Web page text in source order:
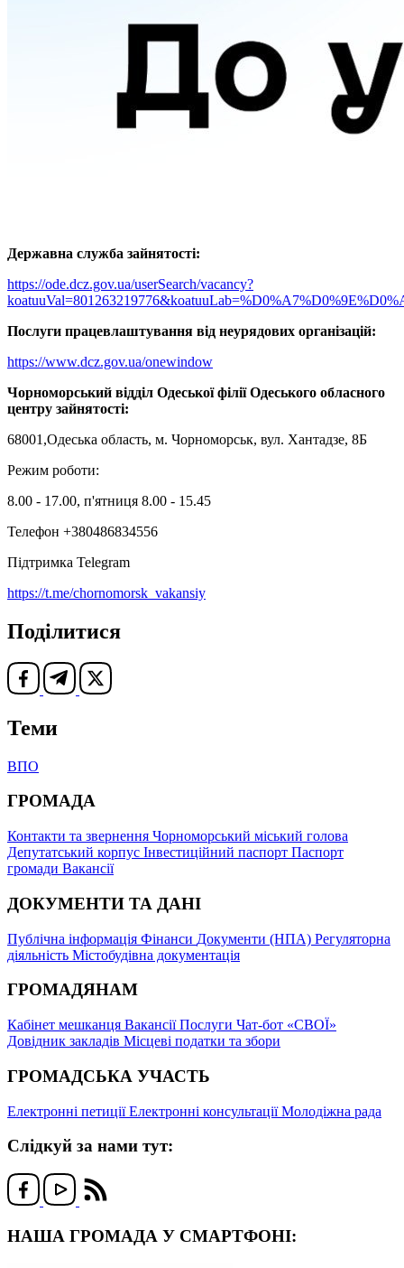
Державна служба зайнятості:
https://ode.dcz.gov.ua/userSearch/vacancy?
Послуги працевлаштування від неурядових організацій:
https://www.dcz.gov.ua/onewindow
Чорноморський відділ Одеської філії Одеського обласного
центру зайнятості:
68001,Одеська область, м. Чорноморськ, вул. Хантадзе, 8Б
Режим роботи:
8.00 - 17.00, п'ятниця 8.00 - 15.45
Телефон +380486834556
Підтримка Telegram
https://t.me/chornomorsk_vakansiy
Поділитися
Теми
ВПО
ГРОМАДА
Контакти та звернення Чорноморський міський голова
Депутатський корпус Інвестиційний паспорт Паспорт
громади Вакансії
ДОКУМЕНТИ ТА ДАНІ
Публічна інформація Фінанси Документи (НПА) Регуляторна
діяльність Містобудівна документація
ГРОМАДЯНАМ
Кабінет мешканця ВакансіїПослуги Чат-бот «СВОЇ»
Довідник закладів Місцеві податки та збори
ГРОМАДСЬКА УЧАСТЬ
Електронні петиціїЕлектронні консультаціїМолодіжна рада
Слідкуй за нами тут:
НАША ГРОМАДА У СМАРТФОНІ: